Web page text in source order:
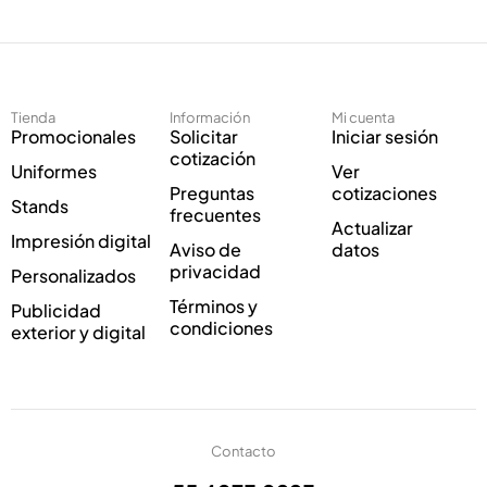
t
n
i
o
C
r
r
o
c
n
i
c
o
*
Tienda
Promocionales
Uniformes
Stands
Impresión digital
Personalizados
Publicidad
exterior y digital
Información
Solicitar
cotización
Preguntas
frecuentes
Aviso de
privacidad
Términos y
condiciones
Mi cuenta
Iniciar sesión
Ver
cotizaciones
Actualizar
datos
Contacto